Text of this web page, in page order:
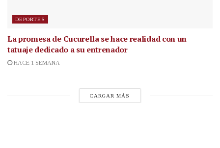
DEPORTES
La promesa de Cucurella se hace realidad con un
tatuaje dedicado a su entrenador
HACE 1 SEMANA
CARGAR MÁS